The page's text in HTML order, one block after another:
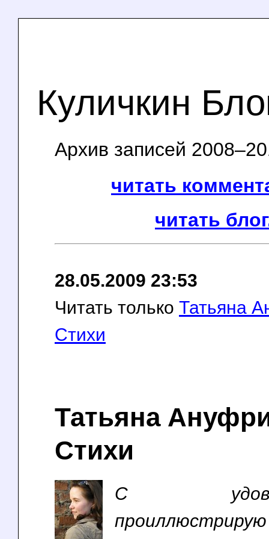
Куличкин
Архив записей
читать
читать
28.05.2009 23:53
Читать только Татьяна
Стихи
Татьяна
Стихи
С
проиллюстрирую